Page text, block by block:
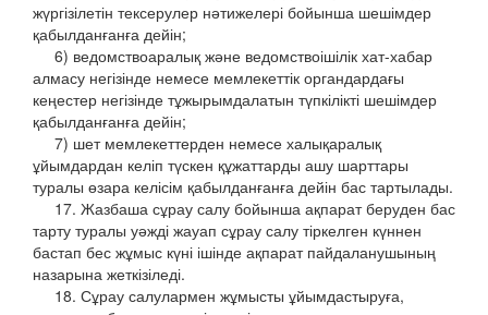
жүргізілетін тексерулер нәтижелері бойынша шешімдер
қабылданғанға дейін;
6) ведомствоаралық және ведомствоішілік хат-хабар
алмасу негізінде немесе мемлекеттік органдардағы
кеңестер негізінде тұжырымдалатын түпкілікті шешімдер
қабылданғанға дейін;
7) шет мемлекеттерден немесе халықаралық
ұйымдардан келіп түскен құжаттарды ашу шарттары
туралы өзара келісім қабылданғанға дейін бас тартылады.
17. Жазбаша сұрау салу бойынша ақпарат беруден бас
тарту туралы уәжді жауап сұрау салу тіркелген күннен
бастап бес жұмыс күні ішінде ақпарат пайдаланушының
назарына жеткізіледі.
18. Сұрау салулармен жұмысты ұйымдастыруға,